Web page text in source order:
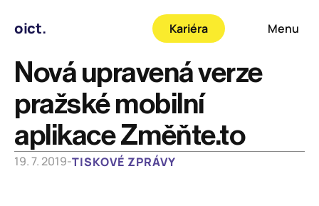
Nová upravená verze
pražské mobilní
aplikace Změňte.to
19. 7. 2019-TISKOVÉ ZPRÁVY
Kariéra Menu
oict.